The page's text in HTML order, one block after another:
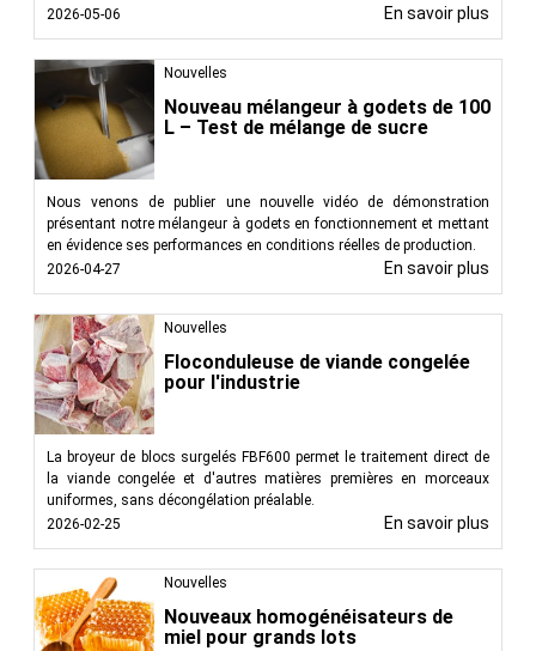
2026-05-06
En savoir plus
Nouvelles
Nouveau mélangeur à godets de 100
L – Test de mélange de sucre
Nous venons de publier une nouvelle vidéo de démonstration
présentant notre mélangeur à godets en fonctionnement et mettant
en évidence ses performances en conditions réelles de production.
2026-04-27
En savoir plus
Nouvelles
Floconduleuse de viande congelée
pour l'industrie
La broyeur de blocs surgelés FBF600 permet le traitement direct de
la viande congelée et d'autres matières premières en morceaux
uniformes, sans décongélation préalable.
2026-02-25
En savoir plus
Nouvelles
Nouveaux homogénéisateurs de
miel pour grands lots